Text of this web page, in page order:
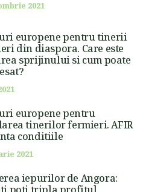
2021
europene pentru tinerii
din diaspora. Care este
sprijinului si cum poate
europene pentru
tinerilor fermieri. AFIR
conditiile
2021
iepurilor de Angora: